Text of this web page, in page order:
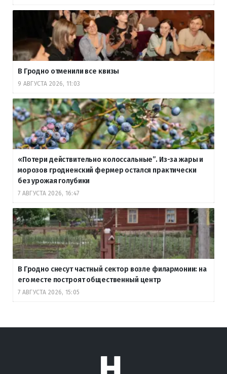
В Гродно отменили все квизы
9 АВГУСТА 2026, 11:03
«Потери действительно колоссальные”. Из-за жары и
морозов гродненский фермер остался практически
без урожая голубики
7 АВГУСТА 2026, 16:47
В Гродно снесут частный сектор возле филармонии: на
его месте построят общественный центр
7 АВГУСТА 2026, 15:05